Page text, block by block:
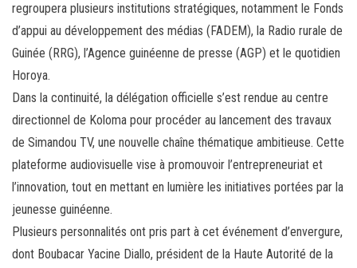
regroupera plusieurs institutions stratégiques, notamment le Fonds
d’appui au développement des médias (FADEM), la Radio rurale de
Guinée (RRG), l’Agence guinéenne de presse (AGP) et le quotidien
Horoya.
Dans la continuité, la délégation officielle s’est rendue au centre
directionnel de Koloma pour procéder au lancement des travaux
de Simandou TV, une nouvelle chaîne thématique ambitieuse. Cette
plateforme audiovisuelle vise à promouvoir l’entrepreneuriat et
l’innovation, tout en mettant en lumière les initiatives portées par la
jeunesse guinéenne.
Plusieurs personnalités ont pris part à cet événement d’envergure,
dont Boubacar Yacine Diallo, président de la Haute Autorité de la